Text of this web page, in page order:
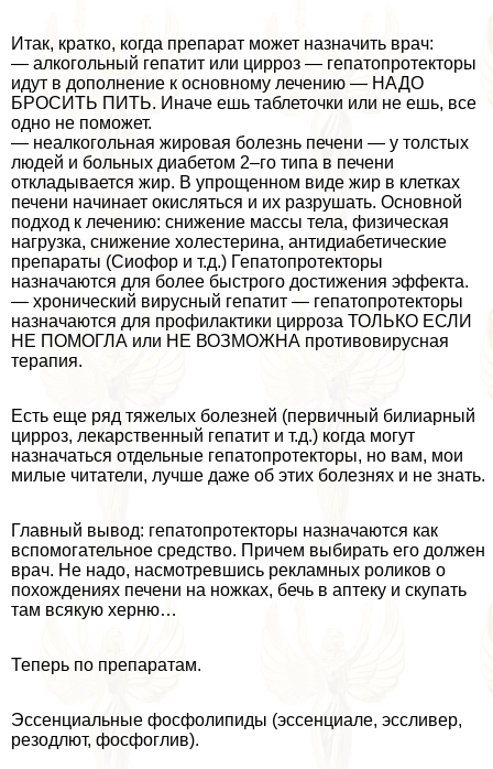
Итак, кратко, когда препарат может назначить врач:
— алкогольный гепатит или цирроз — гепатопротекторы
идут в дополнение к основному лечению — НАДО
БРОСИТЬ ПИТЬ. Иначе ешь таблеточки или не ешь, все
одно не поможет.
— неалкогольная жировая болезнь печени — у толстых
людей и больных диабетом 2–го типа в печени
откладывается жир. В упрощенном виде жир в клетках
печени начинает окисляться и их разрушать. Основной
подход к лечению: снижение массы тела, физическая
нагрузка, снижение холестерина, антидиабетические
препараты (Сиофор и т.д.) Гепатопротекторы
назначаются для более быстрого достижения эффекта.
— хронический вирусный гепатит — гепатопротекторы
назначаются для профилактики цирроза ТОЛЬКО ЕСЛИ
НЕ ПОМОГЛА или НЕ ВОЗМОЖНА противовирусная
терапия.
Есть еще ряд тяжелых болезней (первичный билиарный
цирроз, лекарственный гепатит и т.д.) когда могут
назначаться отдельные гепатопротекторы, но вам, мои
милые читатели, лучше даже об этих болезнях и не знать.
Главный вывод: гепатопротекторы назначаются как
вспомогательное средство. Причем выбирать его должен
врач. Не надо, насмотревшись рекламных роликов о
похождениях печени на ножках, бечь в аптеку и скупать
там всякую херню…
Теперь по препаратам.
Эссенциальные фосфолипиды (эссенциале, эссливер,
резодлют, фосфоглив).